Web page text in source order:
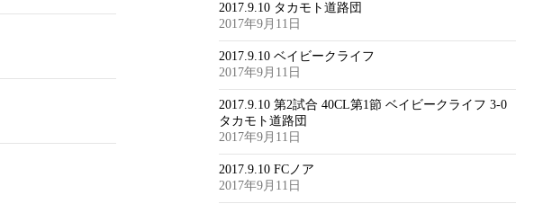
2017.9.10 タカモト道路団
2017年9月11日
2017.9.10 ベイビークライフ
2017年9月11日
2017.9.10 第2試合 40CL第1節 ベイビークライフ 3-0
タカモト道路団
2017年9月11日
2017.9.10 FCノア
2017年9月11日